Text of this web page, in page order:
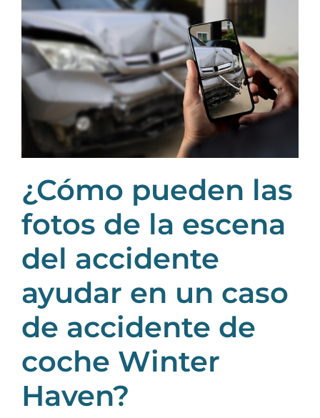
¿Cómo pueden las
fotos de la escena
del accidente
ayudar en un caso
de accidente de
coche Winter
Haven?